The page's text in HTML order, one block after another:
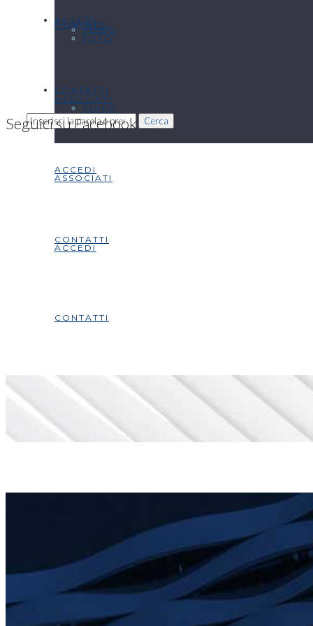
ACCEDI
CONTATTI
CONTATTI
Cerca
VIDEO
ASSOCIATI
ACCEDI
CONTATTI
FOTO
VIDEO
ASSOCIATI
ACCEDI
CONTATTI
Seguici su Facebook